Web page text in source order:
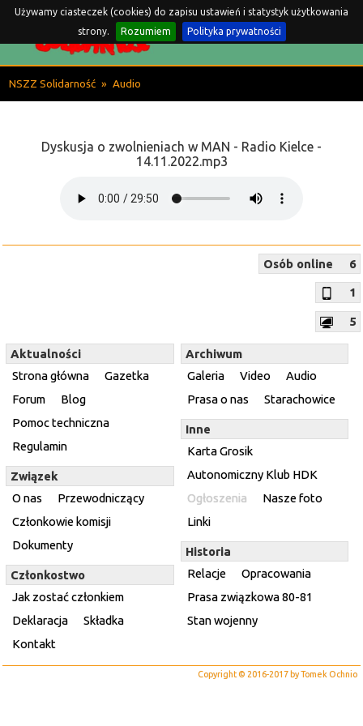
Używamy ciasteczek (cookies) do zapisu ustawień i statystyk użytkowania
strony.
Rozumiem Polityka prywatności
Komisja Międzyzakładowa
w MAN BUS w Starachowicach
NSZZ Solidarność » Audio
Dyskusja o zwolnieniach w MAN - Radio Kielce -
14.11.2022.mp3
Osób online 6
1
5
Aktualności
Strona główna
Gazetka
Forum
Blog
Pomoc techniczna
Regulamin
Związek
O nas
Przewodniczący
Członkowie komisji
Dokumenty
Członkostwo
Jak zostać członkiem
Deklaracja
Składka
Kontakt
Archiwum
Galeria
Video
Audio
Prasa o nas
Starachowice
Inne
Karta Grosik
Autonomiczny Klub HDK
Ogłoszenia
Nasze foto
Linki
Historia
Relacje
Opracowania
Prasa związkowa 80-81
Stan wojenny
Copyright © 2016-2017 by Tomek Ochnio